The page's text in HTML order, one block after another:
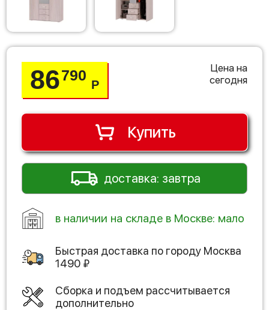
86790
Р
Цена на
сегодня
Купить
доставка: завтра
в наличии на складе в Москве: мало
Быстрая доставка по городу Москва
1490 ₽
Сборка и подъем рассчитывается
дополнительно